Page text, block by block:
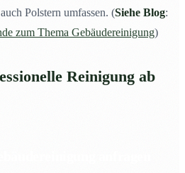
Polstern umfassen. (Siehe Blog:
zum Thema Gebäudereinigung)
Reinigung ab